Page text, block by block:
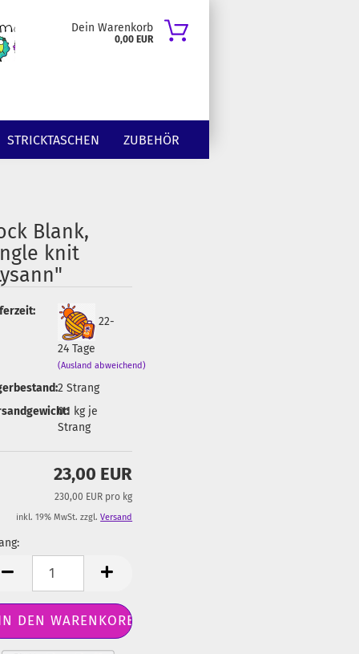
Dein Warenkorb
0,00 EUR
STRICKTASCHEN ZUBEHÖR
Blank,
knit
22-
24 Tage
(Ausland abweichend)
2 Strang
0.1 kg je
Strang
23,00 EUR
230,00 EUR pro kg
inkl. 19% MwSt. zzgl.Versand